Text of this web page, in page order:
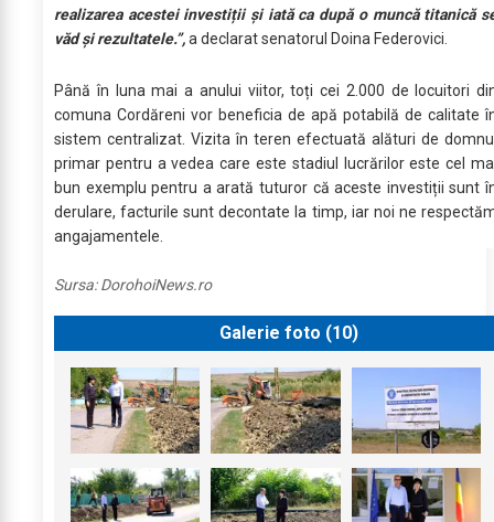
realizarea acestei investiții și iată ca după o muncă titanică
văd și rezultatele.”,a declarat senatorul Doina Federovici.
Până în luna mai a anului viitor, toți cei 2.000 de locuitori
comuna Cordăreni vor beneficia de apă potabilă de calitate
sistem centralizat. Vizita în teren efectuată alături de
primar pentru a vedea care este stadiul lucrărilor este cel
bun exemplu pentru a arată tuturor că aceste investiții sunt
derulare, facturile sunt decontate la timp, iar noi ne
angajamentele.
Sursa:DorohoiNews.ro
Galerie foto (10)